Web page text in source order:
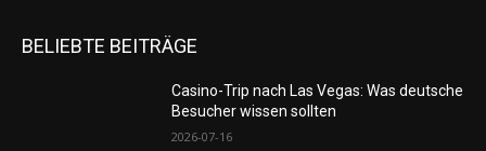
BELIEBTE BEITRÄGE
Casino-Trip nach Las Vegas: Was deutsche
Besucher wissen sollten
2026-07-16